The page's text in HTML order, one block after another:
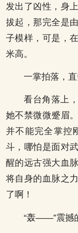
发出了凶性，身
拔起，那完全是
子模样，可是，
米高。
一掌拍落，直
看台角落上
她不禁微微蹙眉
并不能完全掌控
斗，哪怕是面对
醒的远古强大血
将自身的血脉之
了啊！
“轰——”震撼